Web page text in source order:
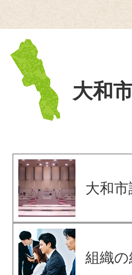
大和
大和
組織の